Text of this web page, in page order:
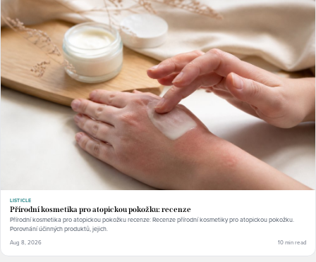
LISTICLE
Přírodní kosmetika pro atopickou pokožku: recenze
Přírodní kosmetika pro atopickou pokožku recenze: Recenze přírodní kosmetiky pro atopickou pokožku.
Porovnání účinných produktů, jejich.
Aug 8, 2026 10 min read